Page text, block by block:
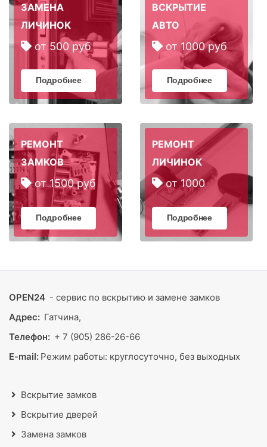
ЗАМЕНА
ЛИЧИНОК
от 500 руб
Подробнее
ВСКРЫТИЕ
АВТО
от 1000 руб
Подробнее
РЕМОНТ
ЗАМКОВ
от 1500 руб
Подробнее
РЕМОНТ
ЛИЧИНОК
от 1000
Подробнее
OPEN24 - сервис по вскрытию и замене замков
Адрес: Гатчина,
Телефон: + 7 (905) 286-26-66
E-mail: Режим работы: круглосуточно, без выходных
Вскрытие замков
Вскрытие дверей
Замена замков